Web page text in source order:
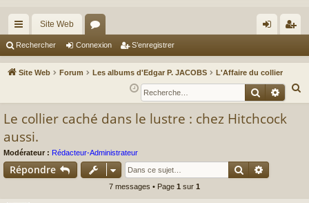
cc
ès
Site Web
or
u ne
xi
nr
eg
Rechercher Connexion S’enregistrer
Site Web Forum Les albums d'Edgar P. JACOBS
L'Affaire du collier
e
Le collier caché dans le lustre : chez Hitchcock
aussi.
Modérateur : Rédacteur-Administrateur
Répondre Rechercher
7 messages • Page 1 sur 1